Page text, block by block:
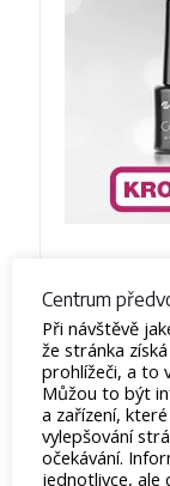
Centrum
Při návštěvě
že stránka
prohlížeči, a to
Můžou to být
a zařízení,
vylepšování
očekávání.
jednotlivce, ale